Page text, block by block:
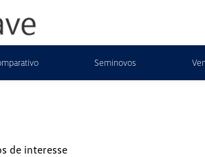
Seminovos
de interesse